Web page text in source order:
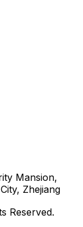
Mansion,
Zhejiang
Reserved.